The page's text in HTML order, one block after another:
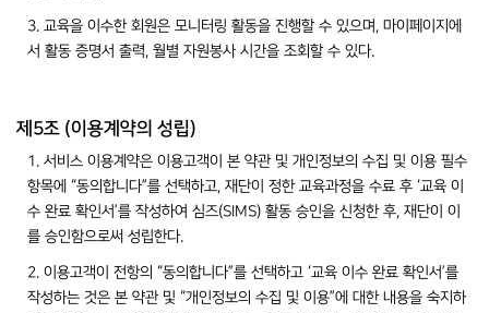
3. 교육을 이수한 회원은 모니터링 활동을 진행할 수 있으며, 마이페이지에
서 활동 증명서 출력, 월별 자원봉사 시간을 조회할 수 있다.
제5조 (이용계약의 성립)
1. 서비스 이용계약은 이용고객이 본 약관 및 개인정보의 수집 및 이용 필수
항목에 “동의합니다”를 선택하고, 재단이 정한 교육과정을 수료 후 ‘교육 이
수 완료 확인서’를 작성하여 심즈(SIMS) 활동 승인을 신청한 후, 재단이 이
를 승인함으로써 성립한다.
2. 이용고객이 전항의 “동의합니다”를 선택하고 ‘교육 이수 완료 확인서’를
작성하는 것은 본 약관 및 “개인정보의 수집 및 이용”에 대한 내용을 숙지하